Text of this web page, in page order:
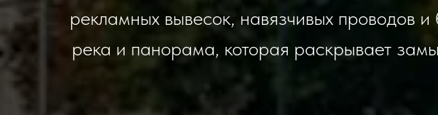
рекламных вывесок, навязчивых проводов
река и панорама, которая раскрывает